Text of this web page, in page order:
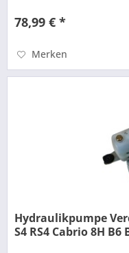
78,99 € *
Merken
Hydraulikpumpe
S4 RS4 Cabrio 8H B6